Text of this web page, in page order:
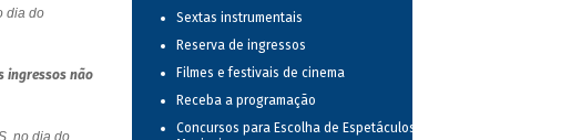
dia do
ingressos não
Sextas instrumentais
Reserva de ingressos
Filmes e festivais de cinema
Receba a programação
Concursos para Escolha de Espetáculos